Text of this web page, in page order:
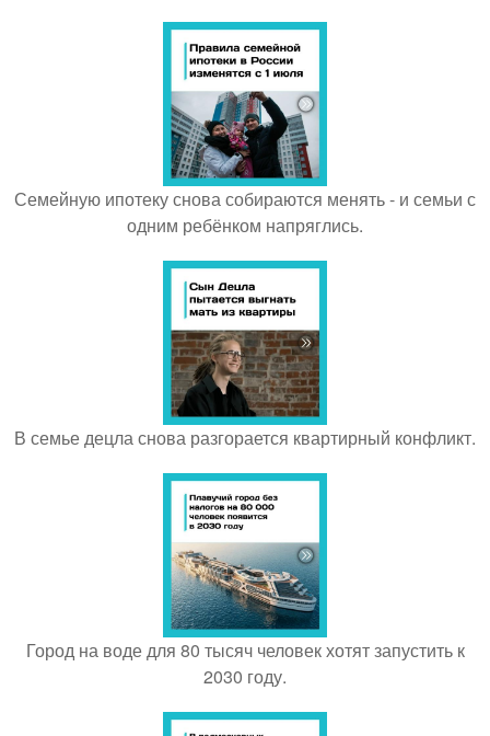
Семейную ипотеку снова собираются менять - и семьи с
одним ребёнком напряглись.
В семье децла снова разгорается квартирный конфликт.
Город на воде для 80 тысяч человек хотят запустить к
2030 году.